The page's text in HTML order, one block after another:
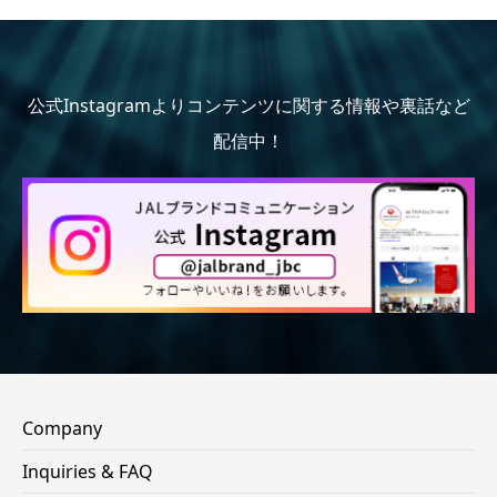
公式Instagramよりコンテンツに関する情報や裏話など
配信中！
Company
Inquiries & FAQ